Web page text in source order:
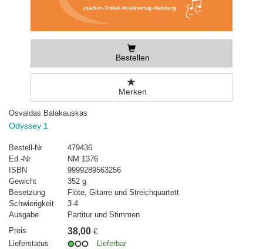
Bestellen
Merken
Osvaldas Balakauskas
Odyssey 1
Bestell-Nr
479436
Ed.-Nr
NM 1376
ISBN
9999289563256
Gewicht
352 g
Besetzung
Flöte, Gitarre und Streichquartett
Schwierigkeit
3-4
Ausgabe
Partitur und Stimmen
Preis
38,00 €
Lieferstatus
Lieferbar